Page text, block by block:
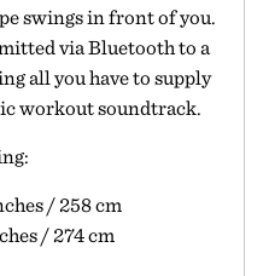
swings in front of you.
via Bluetooth to a
all you have to supply
workout soundtrack.
/ 258 cm
/ 274 cm